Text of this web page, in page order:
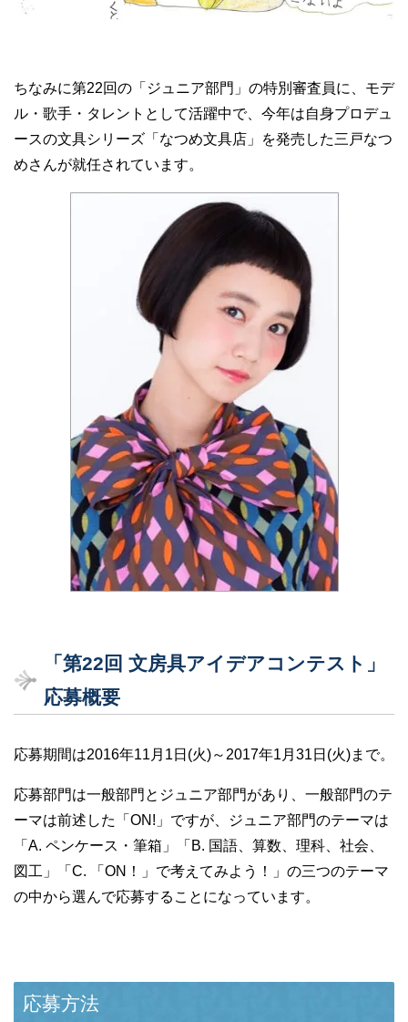
ちなみに第22回の「ジュニア部門」の特別審査員に、モデ
ル・歌手・タレントとして活躍中で、今年は自身プロデュ
ースの文具シリーズ「なつめ文具店」を発売した三戸なつ
めさんが就任されています。
「第22回 文房具アイデアコンテスト」
応募概要
応募期間は2016年11月1日(火)～2017年1月31日(火)まで。
応募部門は一般部門とジュニア部門があり、一般部門のテ
ーマは前述した「ON!」ですが、ジュニア部門のテーマは
「A. ペンケース・筆箱」「B. 国語、算数、理科、社会、
図工」「C. 「ON！」で考えてみよう！」の三つのテーマ
の中から選んで応募することになっています。
応募方法